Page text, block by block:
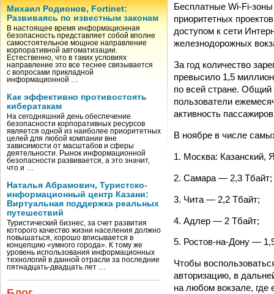
Михаил Родионов, Fortinet:
Развиваясь по известным законам
В настоящее время информационная
безопасность представляет собой вполне
самостоятельное мощное направление
корпоративной автоматизации.
Естественно, что в таких условиях
направление это все теснее связывается
с вопросами прикладной
информационной …
Как эффективно противостоять
кибератакам
На сегодняшний день обеспечение
безопасности корпоративных ресурсов
является одной из наиболее приоритетных
целей для любой компании вне
зависимости от масштабов и сферы
деятельности. Рынок информационной
безопасности развивается, а это значит,
что и …
Наталья Абрамович, Туристско-
информационный центр Казани:
Виртуальная поддержка реальных
путешествий
Туристический бизнес, за счет развития
которого качество жизни населения должно
повышаться, хорошо вписывается в
концепцию «умного города». К тому же
уровень использования информационных
технологий в данной отрасли за последние
пятнадцать-двадцать лет …
Бесплатные Wi-Fi-
приоритетных
доступом к сети
железнодорожных
За год количество
превысило 1,5
по всей стране. Общий
пользователи
активность
В ноябре в числе
1. Москва: Казанский,
2. Самара — 2,3 Тбайт;
3. Чита — 2,2 Тбайт;
4. Адлер — 2 Тбайт;
5. Ростов-на-Дону —
Чтобы
авторизацию, в
на любом вокзале, где